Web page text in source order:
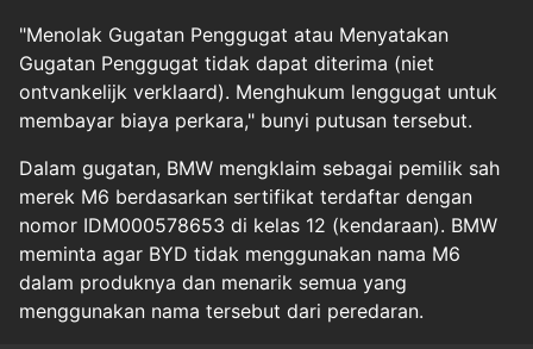
"Menolak Gugatan Penggugat atau Menyatakan
Gugatan Penggugat tidak dapat diterima (niet
ontvankelijk verklaard). Menghukum lenggugat untuk
membayar biaya perkara," bunyi putusan tersebut.
Dalam gugatan, BMW mengklaim sebagai pemilik sah
merek M6 berdasarkan sertifikat terdaftar dengan
nomor IDM000578653 di kelas 12 (kendaraan). BMW
meminta agar BYD tidak menggunakan nama M6
dalam produknya dan menarik semua yang
menggunakan nama tersebut dari peredaran.